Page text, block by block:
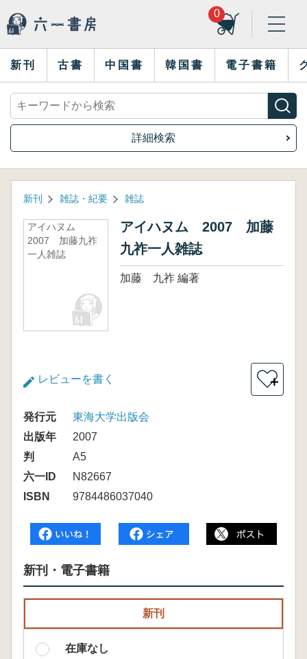
0
新刊 古書 中国書 韓国書 電子書籍
詳細検索
新刊 雑誌・紀要 雑誌
アイハヌム
2007 加藤九祚
一人雑誌
アイハヌム 2007 加藤
九祚一人雑誌
加藤 九祚 編著
レビューを書く ＋
発行元
東海大学出版会
出版年
2007
判
A5
六一ID
N82667
ISBN
9784486037040
新刊・電子書籍
新刊
在庫なし